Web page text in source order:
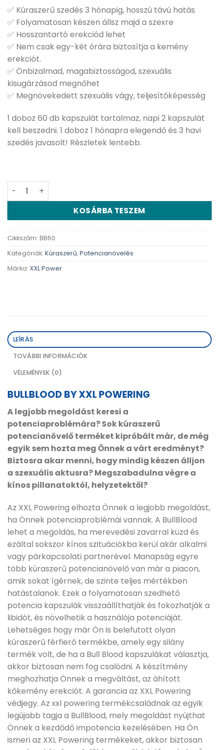
✅ Kúraszerű szedés 3 hónapig, hosszú távú hatás
✅ Folyamatosan készen állsz majd a szexre
✅ Hosszantartó erekciód lehet
✅ Nem csak egy-két órára biztosítja a kemény
erekciót.
✅ Önbizalmad, magabiztosságod, szexuális
kisugárzásod megnőhet
✅ Megnövekedett szexuális vágy, teljesítőképesség
1 doboz 60 db kapszulát tartalmaz, napi 2 kapszulát
kell beszedni. 1 doboz 1 hónapra elegendő és 3 havi
szedés javasolt! Részletek lentebb.
Bull Blood - 60 db kapszula mennyiség
KOSÁRBA TESZEM
Cikkszám: BB60
Kategóriák: Kúraszerű, Potencianövelés
Márka: XXL Power
LEÍRÁS
TOVÁBBI INFORMÁCIÓK
VÉLEMÉNYEK (0)
BULLBLOOD BY XXL POWERING
A legjobb megoldást keresi a
potenciaproblémára? Sok kúraszerű
potencianövelő terméket kipróbált már, de még
egyik sem hozta meg Önnek a várt eredményt?
Biztosra akar menni, hogy mindig készen álljon
a szexuális aktusra? Megszabadulna végre a
kínos pillanatoktól, helyzetektől?
Az XXL Powering elhozta Önnek a legjobb megoldást,
ha Önnek potenciaproblémái vannak. A BullBlood
lehet a megoldás, ha merevedési zavarral küzd és
ezáltal sokszor kínos szituációkba kerül akár alkalmi
vagy párkapcsolati partnerével. Manapság egyre
több kúraszerű potencianövelő van már a piacon,
amik sokat ígérnek, de szinte teljes mértékben
hatástalanok. Ezek a folyamatosan szedhető
potencia kapszulák visszaállíthatják és fokozhatják a
libidót, és növelhetik a használója potenciáját.
Lehetséges hogy már Ön is belefutott olyan
kúraszerű férfierő termékbe, amely egy silány
termék volt, de ha a Bull Blood kapszulákat választja,
akkor biztosan nem fog csalódni. A készítmény
meghozhatja Önnek a megváltást, az áhított
kőkemény erekciót. A garancia az XXL Powering
védjegy. Az xxl powering termékcsaládnak az egyik
legújabb tagja a BullBlood, mely megoldást nyújthat
Önnek a kezdődő impotencia kezelésében. Ha Ön
ismeri az XXL Powering termékeket, akkor biztosan